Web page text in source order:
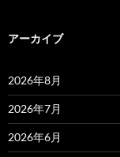
アーカイブ
2026年8月
2026年7月
2026年6月